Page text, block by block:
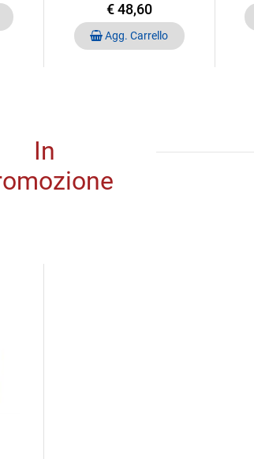
€ 48,60
Quantità
Agg. Carrello
In